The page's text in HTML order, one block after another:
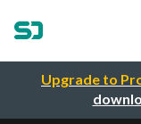
Upgrade to